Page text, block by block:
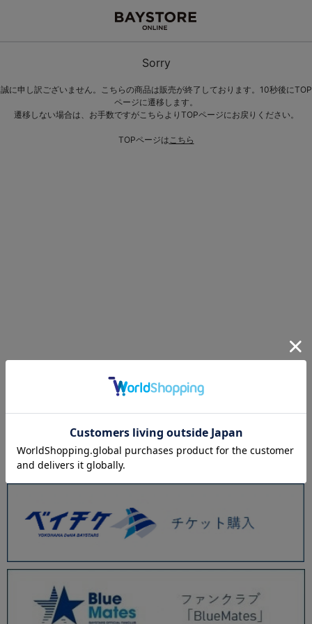
Sorry
誠に申し訳ございません。こちらの商品は販売が終了しております。10秒後にTOP
ページに遷移します。
遷移しない場合は、お手数ですがこちらよりTOPページにお戻りください。
TOPページはこちら